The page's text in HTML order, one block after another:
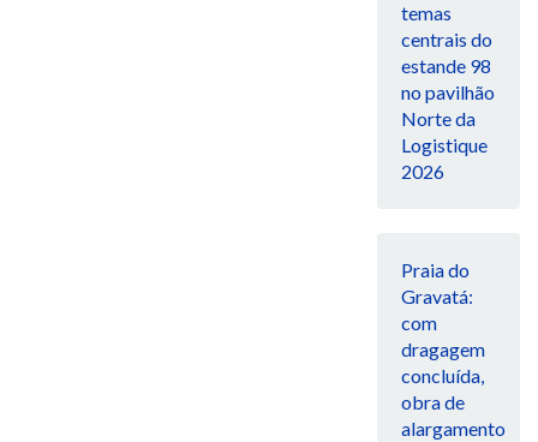
temas
centrais do
estande 98
no pavilhão
Norte da
Logistique
2026
Praia do
Gravatá:
com
dragagem
concluída,
obra de
alargamento